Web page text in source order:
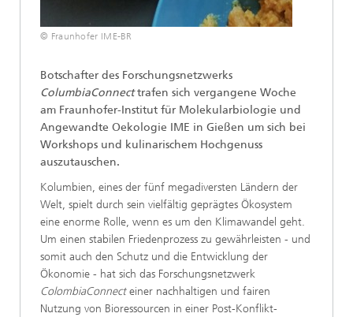
© Fraunhofer IME-BR
Botschafter des Forschungsnetzwerks
ColumbiaConnecttrafen sich vergangene Woche
am Fraunhofer-Institut für Molekularbiologie und
Angewandte Oekologie IME in Gießen um sich bei
Workshops und kulinarischem Hochgenuss
auszutauschen.
Kolumbien, eines der fünf megadiversten Ländern der
Welt, spielt durch sein vielfältig geprägtes Ökosystem
eine enorme Rolle, wenn es um den Klimawandel geht.
Um einen stabilen Friedenprozess zu gewährleisten - und
somit auch den Schutz und die Entwicklung der
Ökonomie - hat sich das Forschungsnetzwerk
ColombiaConnecteiner nachhaltigen und fairen
Nutzung von Bioressourcen in einer Post-Konflikt-